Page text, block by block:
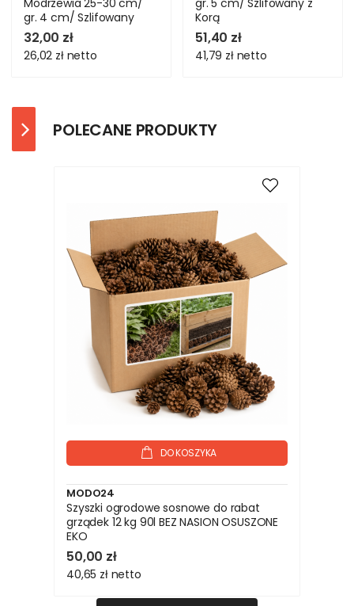
Modrzewia 25-30 cm/
gr. 4 cm/ Szlifowany
32,00 zł
26,02 zł netto
gr. 5 cm/ Szlifowany z
Korą
51,40 zł
41,79 zł netto
POLECANE PRODUKTY
DO KOSZYKA
MODO24
Szyszki ogrodowe sosnowe do rabat
grządek 12 kg 90l BEZ NASION OSUSZONE
EKO
50,00 zł
40,65 zł netto